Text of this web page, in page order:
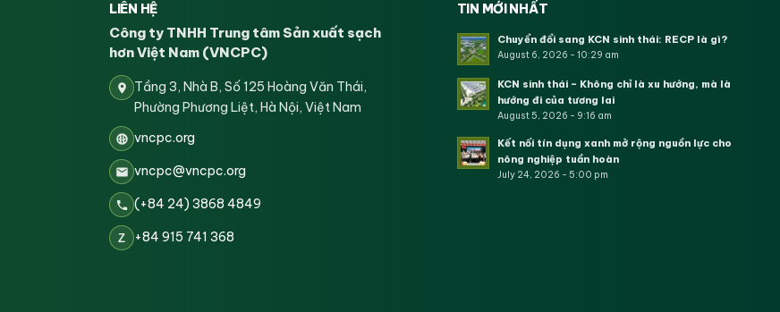
LIÊN HỆ
Công ty TNHH Trung tâm Sản xuất sạch
hơn Việt Nam (VNCPC)
Tầng 3, Nhà B, Số 125 Hoàng Văn Thái,
Phường Phương Liệt, Hà Nội, Việt Nam
vncpc.org
vncpc@vncpc.org
(+84 24) 3868 4849
Z +84 915 741 368
TIN MỚI NHẤT
Chuyển đổi sang KCN sinh thái: RECP là gì?
August 6, 2026 - 10:29 am
KCN sinh thái – Không chỉ là xu hướng, mà là
hướng đi của tương lai
August 5, 2026 - 9:16 am
Kết nối tín dụng xanh mở rộng nguồn lực cho
nông nghiệp tuần hoàn
July 24, 2026 - 5:00 pm